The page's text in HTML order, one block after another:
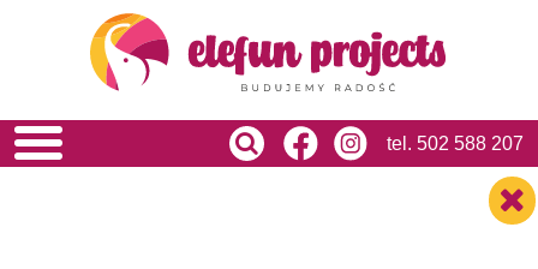
tel. 502 588 207
HOME
O NAS
USŁUGI
REALIZACJE